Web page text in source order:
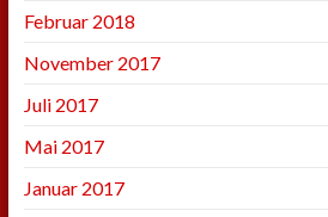
Februar 2018
November 2017
Juli 2017
Mai 2017
Januar 2017